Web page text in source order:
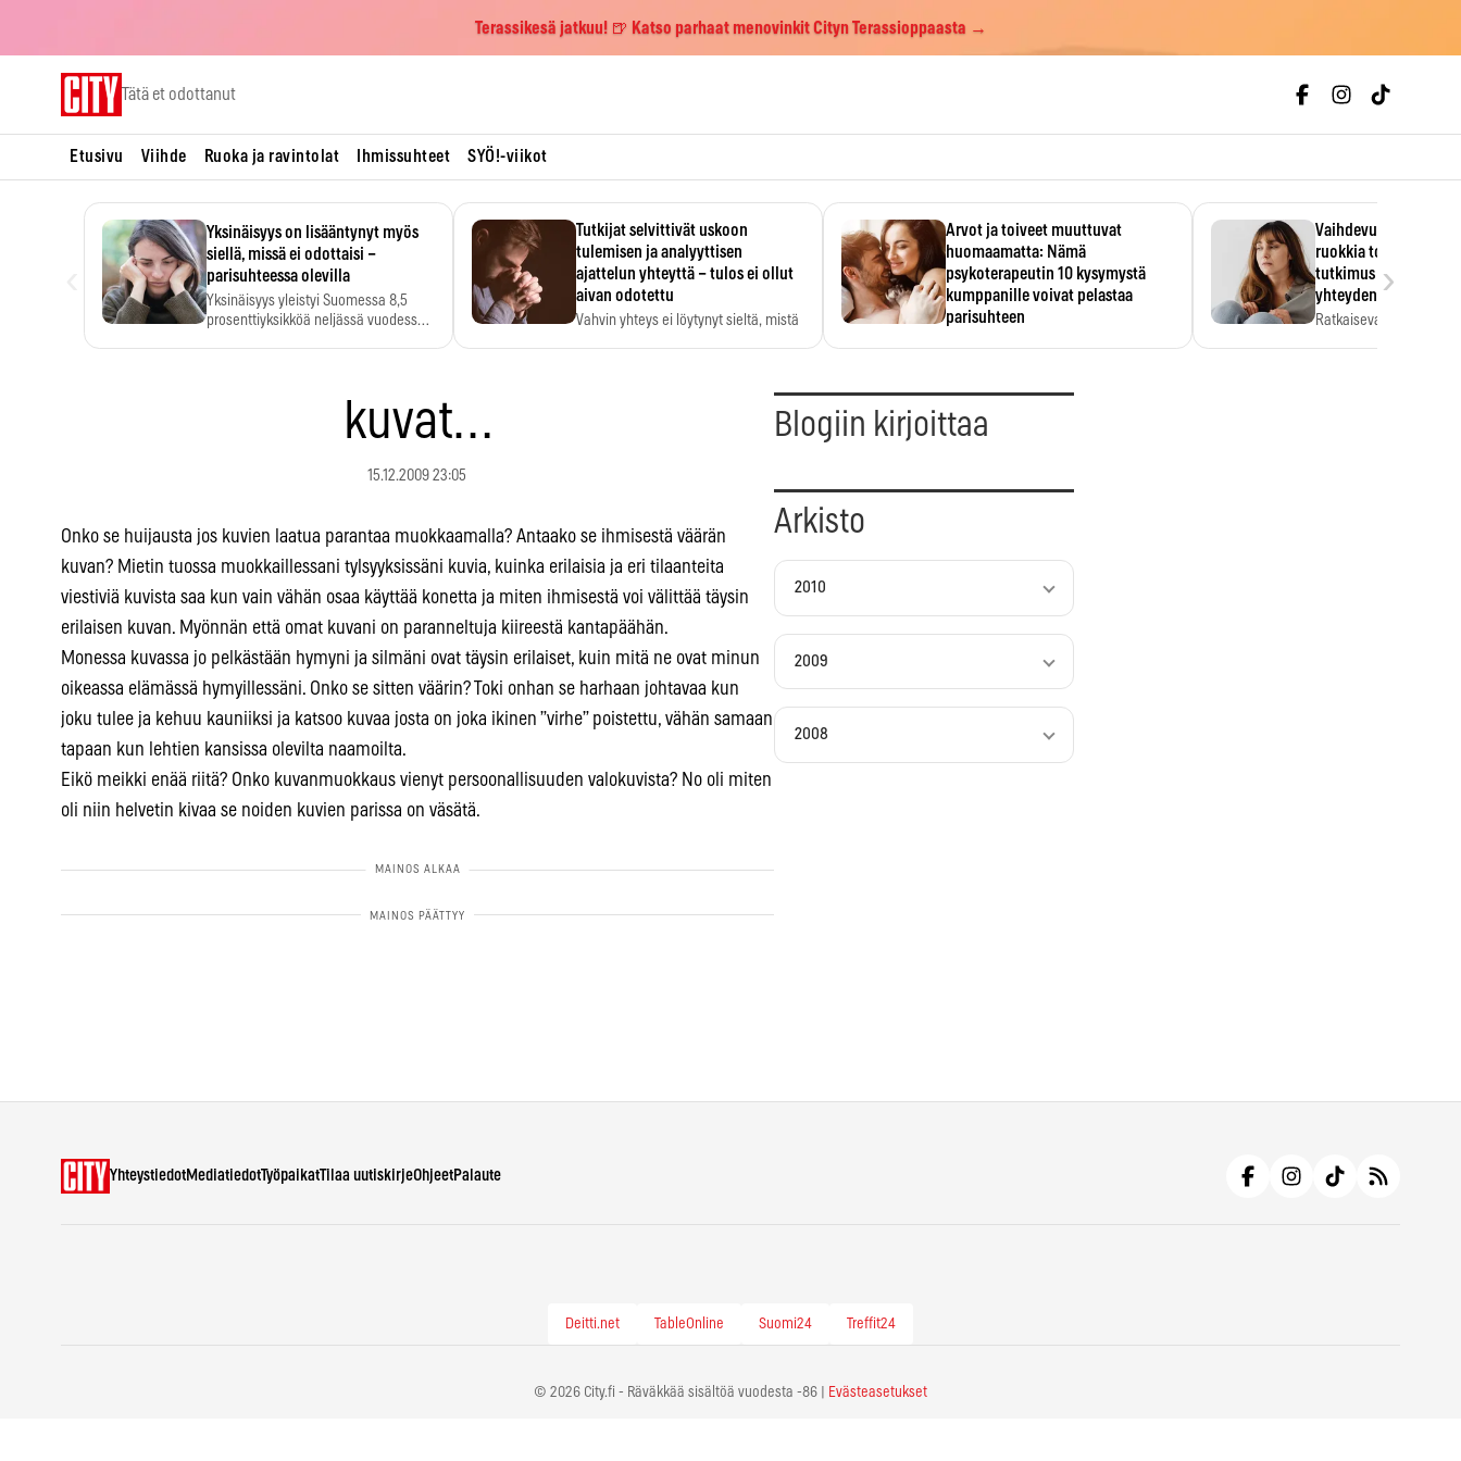
Terassikesä jatkuu! 🍺 Katso parhaat menovinkit Cityn Terassioppaasta →
Tätä et odottanut
Etusivu Viihde Ruoka ja ravintolat Ihmissuhteet SYÖ!-viikot
Yksinäisyys on lisääntynyt myös
siellä, missä ei odottaisi –
parisuhteessa olevilla
Yksinäisyys yleistyi Suomessa 8,5
prosenttiyksikköä neljässä vuodessa.
Tutkijat selvittivät uskoon
tulemisen ja analyyttisen
ajattelun yhteyttä – tulos ei ollut
aivan odotettu
Vahvin yhteys ei löytynyt sieltä, mistä
Arvot ja toiveet muuttuvat
huomaamatta: Nämä
psykoterapeutin 10 kysymystä
kumppanille voivat pelastaa
parisuhteen
Vaihdevuodet ja
ruokkia toisiaan –
tutkimus paljasti
yhteyden
Ratkaiseva tekijä ei
›
kuvat…
15.12.2009 23:05
Onko se huijausta jos kuvien laatua parantaa muokkaamalla? Antaako se ihmisestä väärän
kuvan? Mietin tuossa muokkaillessani tylsyyksissäni kuvia, kuinka erilaisia ja eri tilaanteita
viestiviä kuvista saa kun vain vähän osaa käyttää konetta ja miten ihmisestä voi välittää täysin
erilaisen kuvan. Myönnän että omat kuvani on paranneltuja kiireestä kantapäähän.
Monessa kuvassa jo pelkästään hymyni ja silmäni ovat täysin erilaiset, kuin mitä ne ovat minun
oikeassa elämässä hymyillessäni. Onko se sitten väärin? Toki onhan se harhaan johtavaa kun
joku tulee ja kehuu kauniiksi ja katsoo kuvaa josta on joka ikinen ”virhe” poistettu, vähän samaan
tapaan kun lehtien kansissa olevilta naamoilta.
Eikö meikki enää riitä? Onko kuvanmuokkaus vienyt persoonallisuuden valokuvista? No oli miten
oli niin helvetin kivaa se noiden kuvien parissa on väsätä.
Blogiin kirjoittaa
Arkisto
2010
2009
2008
YhteystiedotMediatiedotTyöpaikatTilaa uutiskirjeOhjeetPalaute
Deitti.net TableOnline Suomi24 Treffit24
© 2026 City.fi - Räväkkää sisältöä vuodesta -86 | Evästeasetukset